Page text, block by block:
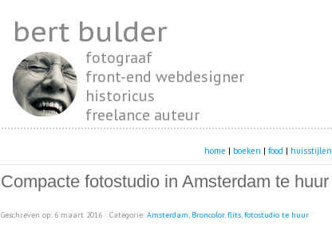
bert bulder
fotograaf
front-end webdesigner
historicus
freelance auteur
home | boeken | food | huisstijlen
Compacte fotostudio in Amsterdam te huur
Geschreven op: 6 maart 2016 ˑ Categorie: Amsterdam, Broncolor,flits,fotostudio te huur ˑ